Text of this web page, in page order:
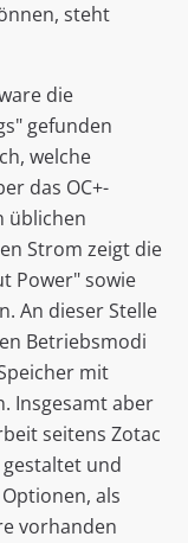
steht
die
gefunden
welche
das OC+-
üblichen
Strom zeigt die
Power" sowie
An dieser Stelle
Betriebsmodi
mit
Insgesamt aber
seitens Zotac
und
als
vorhanden